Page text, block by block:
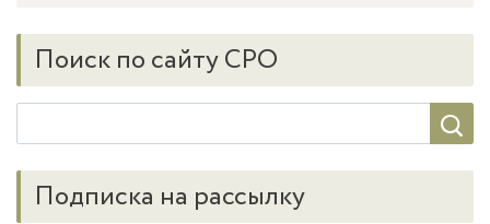
Поиск по сайту СРО
Подписка на рассылку